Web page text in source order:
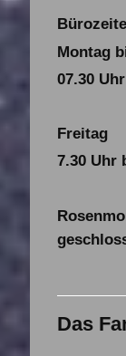
Montag
07.30
Freitag
7.30 Uhr
Das